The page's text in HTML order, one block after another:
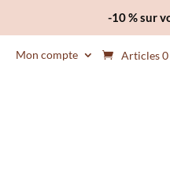
-10 % sur
Mon compte Articles 0